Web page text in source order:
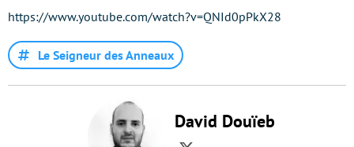
https://www.youtube.com/watch?v=QNId0pPkX28
Le Seigneur des Anneaux
David Douïeb